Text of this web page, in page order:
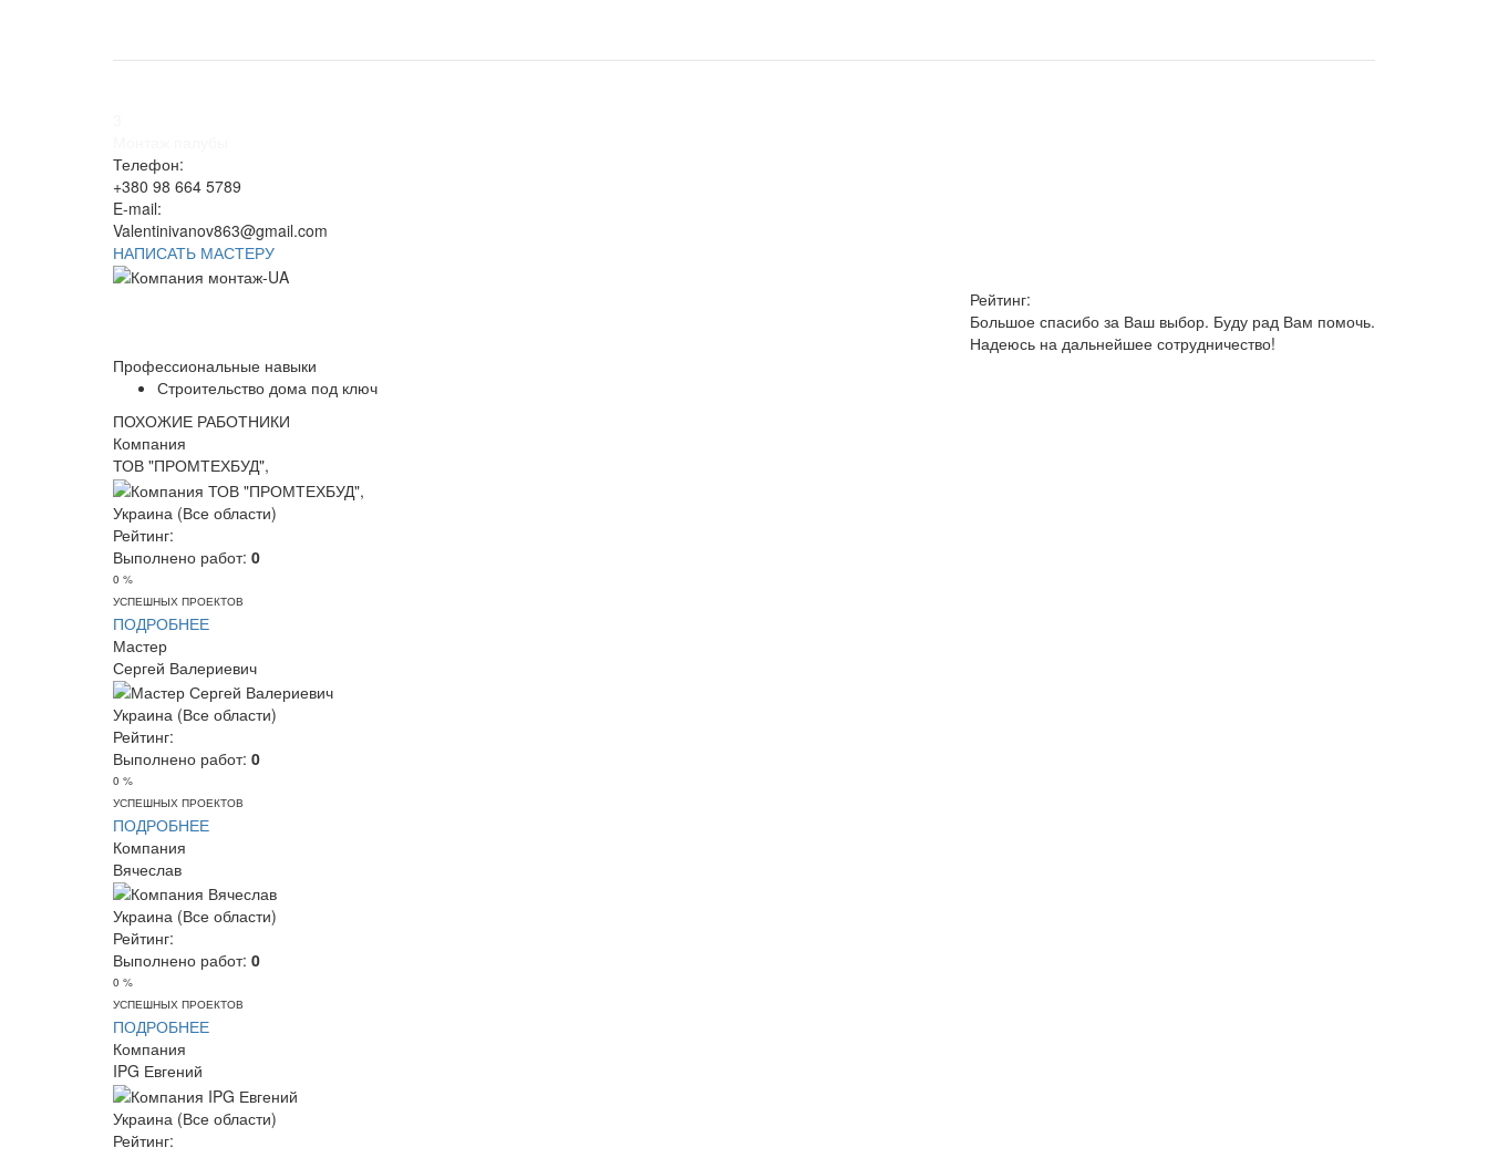
Телефон:
+380 98 664 5789
E-mail:
Valentinivanov863@gmail.com
НАПИСАТЬ МАСТЕРУ
Рейтинг:
Большое спасибо за Ваш выбор. Буду рад Вам помочь.
Надеюсь на дальнейшее сотрудничество!
Профессиональные навыки
Строительство дома под ключ
ПОХОЖИЕ РАБОТНИКИ
Компания
ТОВ "ПРОМТЕХБУД",
Украина (Все области)
Рейтинг:
Выполнено работ: 0
0 %
УСПЕШНЫХ ПРОЕКТОВ
ПОДРОБНЕЕ
Мастер
Сергей Валериевич
Украина (Все области)
Рейтинг:
Выполнено работ: 0
0 %
УСПЕШНЫХ ПРОЕКТОВ
ПОДРОБНЕЕ
Компания
Вячеслав
Украина (Все области)
Рейтинг:
Выполнено работ: 0
0 %
УСПЕШНЫХ ПРОЕКТОВ
ПОДРОБНЕЕ
Компания
IPG Евгений
Украина (Все области)
Рейтинг: